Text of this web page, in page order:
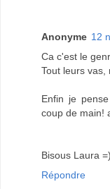
Anonyme 12
Ca c'est le
Tout leurs vas,
Enfin je
coup de main!
Bisous Laura =)
Répondre